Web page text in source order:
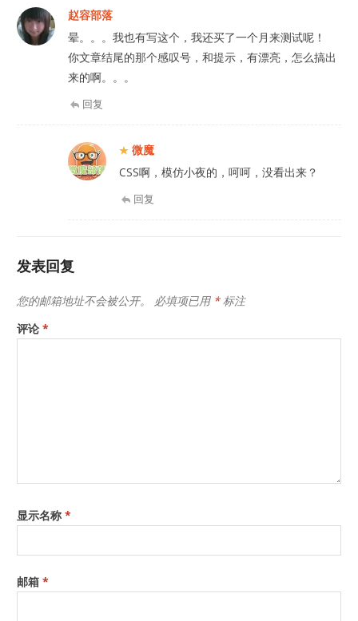
赵容部落
晕。。。我也有写这个，我还买了一个月来测试呢！
你文章结尾的那个感叹号，和提示，有漂亮，怎么搞出
来的啊。。。
回复
微魔
CSS啊，模仿小夜的，呵呵，没看出来？
回复
发表回复
您的邮箱地址不会被公开。 必填项已用 *标注
评论*
显示名称*
邮箱*